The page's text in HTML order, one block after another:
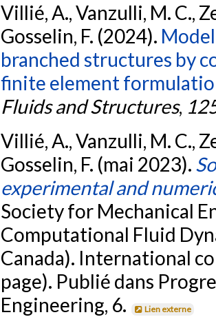
Villié, A., Vanzulli, M. C.,
Gosselin, F. (2024).
branched structures by
finite element
Fluids and Structures,
Villié, A., Vanzulli, M. C.,
Gosselin, F. (mai 2023).
experimental and
Society for Mechanical
Computational Fluid
Canada). International
page). Publié dans
Engineering, 6.
Lien externe